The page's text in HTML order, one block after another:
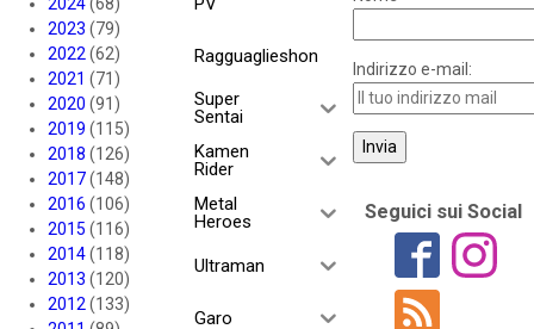
2023 (79)
2022 (62)
2021 (71)
2020 (91)
2019 (115)
2018 (126)
2017(148)
2016 (106)
2015 (116)
2014(118)
2013 (120)
2012 (133)
Ragguaglieshon
Super
Sentai
Kamen
Rider
Metal
Heroes
Ultraman
Garo
Indirizzo e-mail:
Seguici sui Social